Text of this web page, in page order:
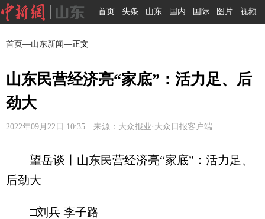
首页 头条 山东 国内 国际 图片 视频
首页—山东新闻—正文
山东民营经济亮“家底”：活力足、后
劲大
2022年09月22日 10:35 来源：大众报业·大众日报客户端
望岳谈丨山东民营经济亮“家底”：活力足、
后劲大
□刘兵 李子路